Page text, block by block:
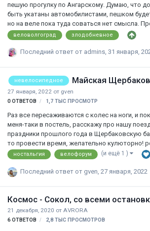
пешую прогулку по Ангарскому. Думаю, что
быть укатаны автомобилистами, пешком
но на веле пока туда соваться нет смысла.
зимнему Ангарычу, подышим морозным
зимними пейзажами, что-нибудь приготовим,
От места старта до стоянки в одну сторону 7
желаемой дате мероприятия. Как это было в прошлом году можно
посмотреть здесь:
Последний ответ от admins, 31 января,
веловолгоград злодобневное
невелосипедное Майская
27 января, 2022 от gven
0 ОТВЕТОВ 1,7 ТЫС ПРОСМОТР
Раз все пересаживаются с колес на ноги, и
меня-таки в постель, расскажу про нашу
праздники прошлого года в Щербаковскую
то провести время, желательно кулюторно!
проела плешь)) и мы решили двинуть туда. В
сильно спутал нам планы..конечно, мы все
дороге запутались, я забыла один
и вел на нужное место. Прошлый,
в этом кемп…
Последний ответ от gven 27 января, 2022
ностальгия велофорум (и ещё 1 )
Космос - Сокол, со всеми
21 декабря, 2020 от AVRORA
6 ОТВЕТОВ 2,8 ТЫС ПРОСМОТРОВ